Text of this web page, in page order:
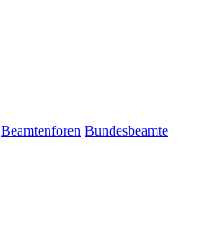
Beamtenforen Bundesbeamte